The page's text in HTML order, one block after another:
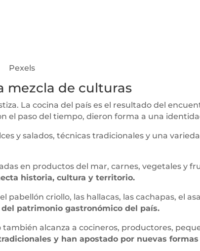
Pexels
mezcla de culturas
La cocina del país es el resultado del
el paso del tiempo, dieron forma a una
y salados, técnicas tradicionales y una
en productos del mar, carnes, vegetales y
historia, cultura y territorio.
criollo, las hallacas, las cachapas, el
patrimonio gastronómico del país.
alcanza a cocineros, productores,
y han apostado por nuevas